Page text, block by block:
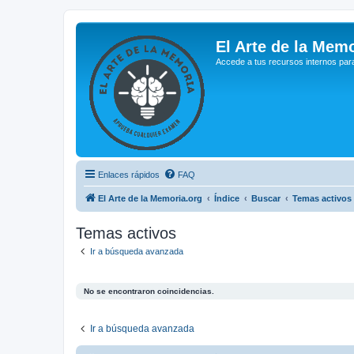
El Arte de la
Accede a tus recursos internos
Enlaces rápidos FAQ
El Arte de la Memoria.org Índice Buscar Temas activos
Temas activos
Ir a búsqueda avanzada
No se encontraron coincidencias.
Ir a búsqueda avanzada